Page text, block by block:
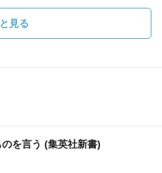
見る
のを言う (集英社新書)